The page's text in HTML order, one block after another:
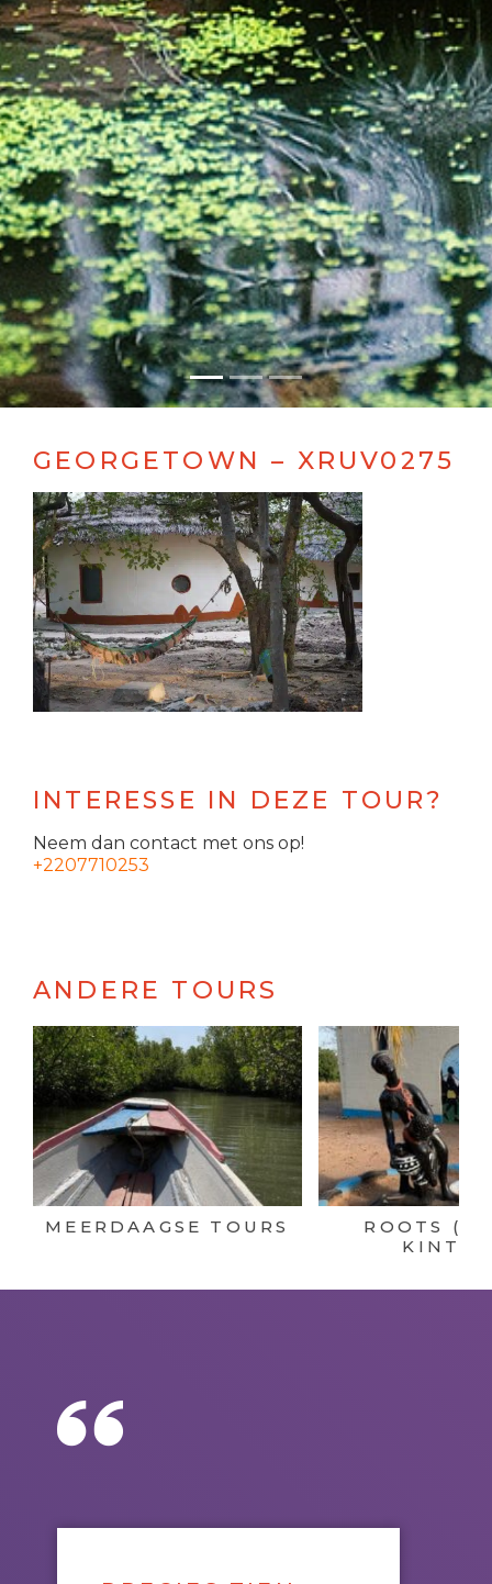
GEORGETOWN – XRUV0275
INTERESSE IN DEZE TOUR?
Neem dan contact met ons op!
+2207710253
ANDERE TOURS
MEERDAAGSE TOURS
ROOTS